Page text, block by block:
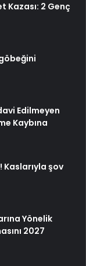
Kazası: 2 Genç
göbeğini
Edilmeyen
Kaybına
Kaslarıyla şov
Yönelik
2027